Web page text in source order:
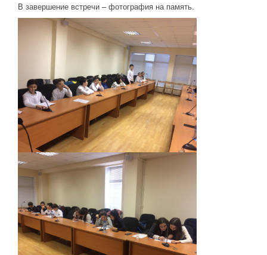
В завершение встречи – фотография на память.